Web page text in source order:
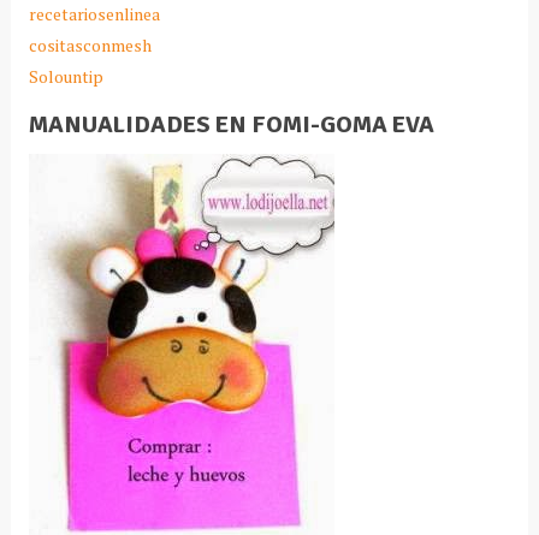
recetariosenlinea
cositasconmesh
Solountip
MANUALIDADES EN FOMI-GOMA EVA